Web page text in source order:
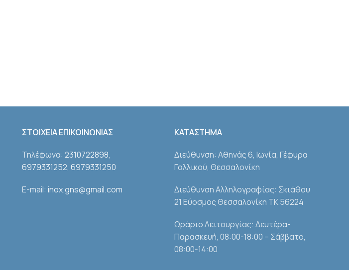
ΣΤΟΙΧΕΙΑ ΕΠΙΚΟΙΝΩΝΙΑΣ
Τηλέφωνα: 2310722898,
6979331252, 6979331250
E-mail: inox.gns@gmail.com
ΚΑΤΑΣΤΗΜΑ
Διεύθυνση: Αθηνάς 6, Ιωνία, Γέφυρα
Γαλλικού, Θεσσαλονίκη
Διεύθυνση Αλληλογραφίας: Σκιάθου
21 Εύοσμος Θεσσαλονίκη ΤΚ 56224
Ωράριο Λειτουργίας: Δευτέρα-
Παρασκευή, 08:00-18:00 – Σάββατο,
08:00-14:00